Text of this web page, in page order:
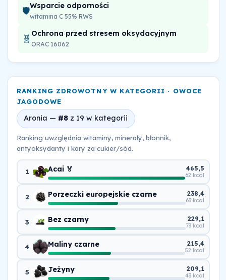
🛡️Wsparcie odporności
witamina C 55% RWS
🧬 Ochrona przed stresem oksydacyjnym
ORAC 16062
RANKING ZDROWOTNY W KATEGORII · OWOCE
JAGODOWE
Aronia — #8 z 19 w kategorii
Ranking uwzględnia witaminy, minerały, błonnik,
antyoksydanty i kary za cukier/sód.
1 Acai 🏅 465,5
62 kcal
2 Porzeczki europejskie czarne 238,4
63 kcal
3 Bez czarny 229,1
73 kcal
4 Maliny czarne 215,4
52 kcal
5 Jeżyny 209,1
43 kcal